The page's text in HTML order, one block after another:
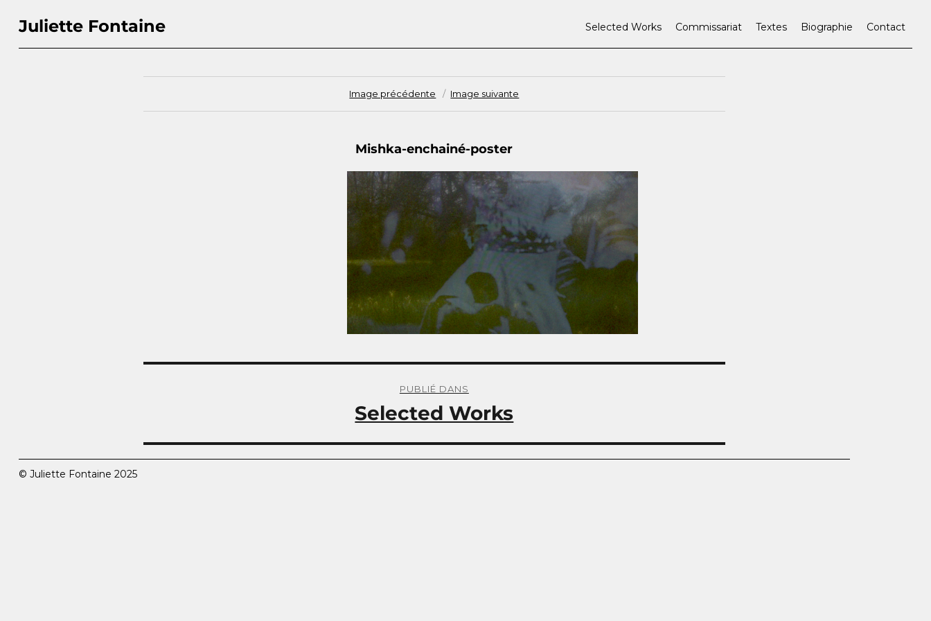
Juliette Fontaine Selected Works Commissariat Textes Biographie Contact
Image précédente Image suivante
Mishka-enchainé-poster
PUBLIÉ DANS
Selected Works
© Juliette Fontaine 2025